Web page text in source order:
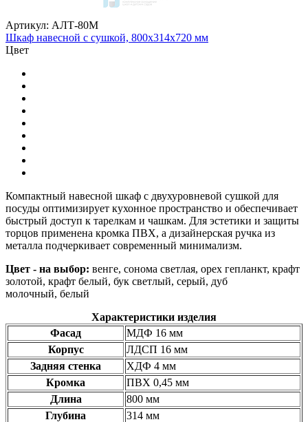
Артикул: АЛТ-80М
Шкаф навесной с сушкой, 800х314х720 мм
Цвет
Компактный навесной шкаф с двухуровневой сушкой для
посуды оптимизирует кухонное пространство и обеспечивает
быстрый доступ к тарелкам и чашкам. Для эстетики и защиты
торцов применена кромка ПВХ, а дизайнерская ручка из
металла подчеркивает современный минимализм.
Цвет - на выбор: венге, сонома светлая, орех гепланкт, крафт
золотой, крафт белый, бук светлый, серый, дуб
молочный, белый
Характеристики изделия
Фасад
МДФ 16 мм
Корпус
ЛДСП 16 мм
Задняя стенка
ХДФ 4 мм
Кромка
ПВХ 0,45 мм
Длина
800 мм
Глубина
314 мм